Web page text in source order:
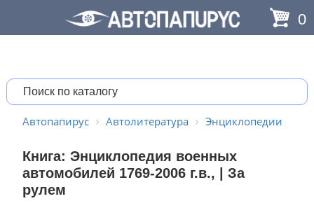
0
Автопапирус Автолитература Энциклопедии
Книга: Энциклопедия военных
автомобилей 1769-2006 г.в., | За
рулем